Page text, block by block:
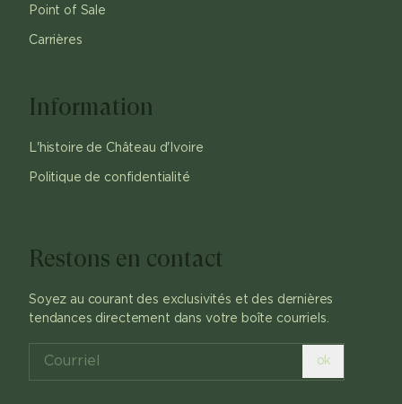
Point of Sale
Carrières
Information
L'histoire de Château d'Ivoire
Politique de confidentialité
Restons en contact
Soyez au courant des exclusivités et des dernières
tendances directement dans votre boîte courriels.
ok